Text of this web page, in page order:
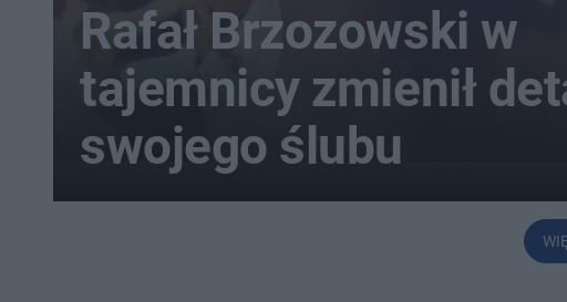
Rafał Brzozowski w
tajemnicy zmienił
swojego ślubu